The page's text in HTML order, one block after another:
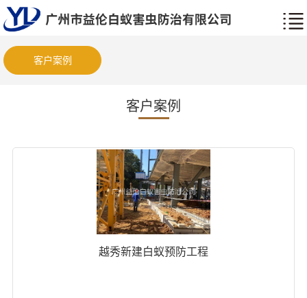
客户案例
客户案例
越秀新建白蚁预防工程